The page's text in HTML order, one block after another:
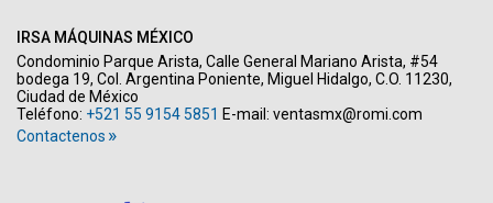
IRSA MÁQUINAS MÉXICO
Condominio Parque Arista, Calle General Mariano Arista, #54
bodega 19, Col. Argentina Poniente, Miguel Hidalgo, C.O. 11230,
Ciudad de México
Teléfono: +521 55 9154 5851 E-mail: ventasmx@romi.com
Contactenos